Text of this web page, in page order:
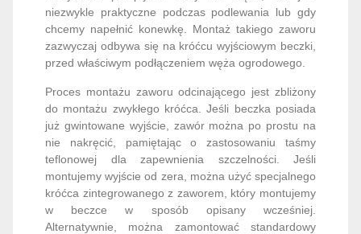
niezwykle praktyczne podczas podlewania lub gdy
chcemy napełnić konewkę. Montaż takiego zaworu
zazwyczaj odbywa się na króćcu wyjściowym beczki,
przed właściwym podłączeniem węża ogrodowego.
Proces montażu zaworu odcinającego jest zbliżony
do montażu zwykłego króćca. Jeśli beczka posiada
już gwintowane wyjście, zawór można po prostu na
nie nakręcić, pamiętając o zastosowaniu taśmy
teflonowej dla zapewnienia szczelności. Jeśli
montujemy wyjście od zera, można użyć specjalnego
króćca zintegrowanego z zaworem, który montujemy
w beczce w sposób opisany wcześniej.
Alternatywnie, można zamontować standardowy